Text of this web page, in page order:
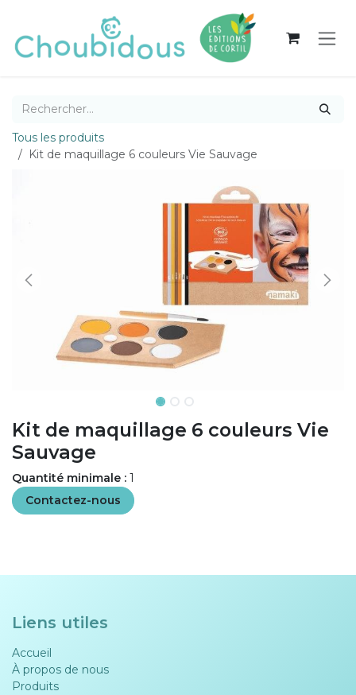
Tous les produits
Kit de maquillage 6 couleurs Vie Sauvage
Kit de maquillage 6 couleurs Vie
Sauvage
Quantité minimale : 1
Contactez-nous
Liens utiles
Accueil
À propos de nous
Produits